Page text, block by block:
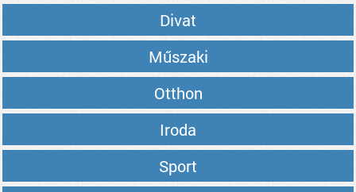
Divat
Műszaki
Otthon
Iroda
Sport